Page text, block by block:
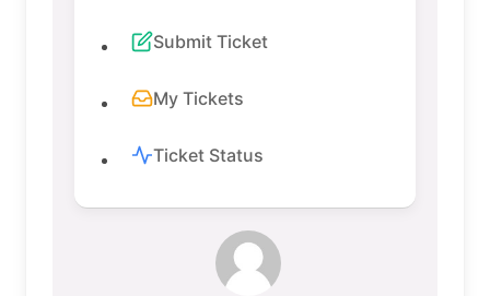
Submit Ticket
My Tickets
Ticket Status